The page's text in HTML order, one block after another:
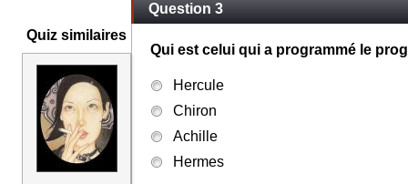
Quiz similaires
Question 3
Qui est celui qui a programmé le
Hercule
Chiron
Achille
Hermes